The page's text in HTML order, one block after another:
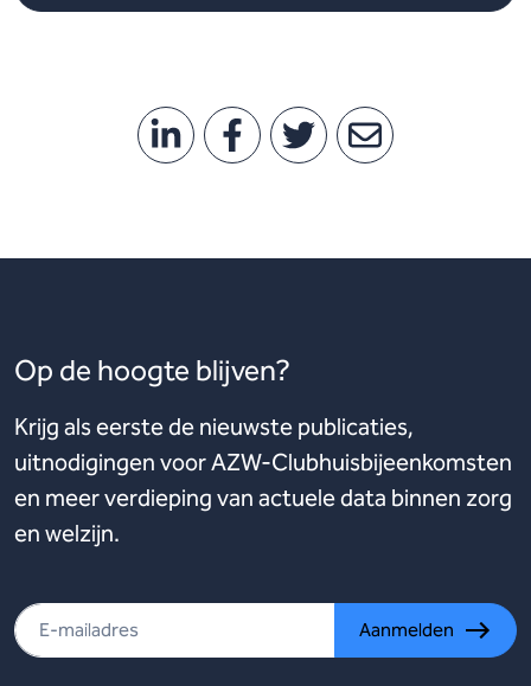
Op de hoogte blijven?
Krijg als eerste de nieuwste publicaties,
uitnodigingen voor AZW-Clubhuisbijeenkomsten
en meer verdieping van actuele data binnen zorg
en welzijn.
Aanmelden